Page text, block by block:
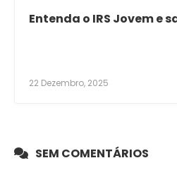
Entenda o IRS Jovem e
22 Dezembro, 2025
SEM COMENTÁRIOS